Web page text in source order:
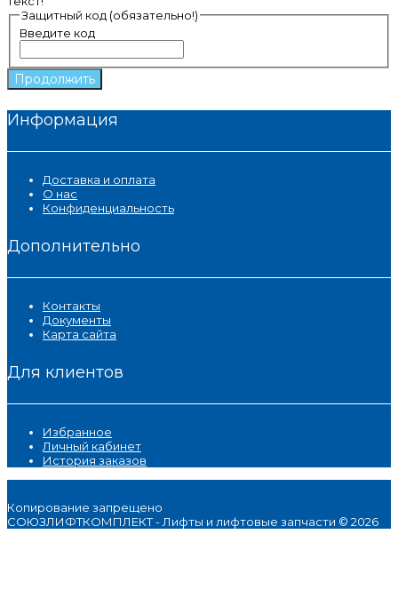
Защитный код (обязательно!)
Введите код
Продолжить
Информация
Доставка и оплата
О нас
Конфиденциальность
Дополнительно
Контакты
Документы
Карта сайта
Для клиентов
Избранное
Личный кабинет
История заказов
Копирование запрещено
СОЮЗЛИФТКОМПЛЕКТ - Лифты и лифтовые запчасти © 2026